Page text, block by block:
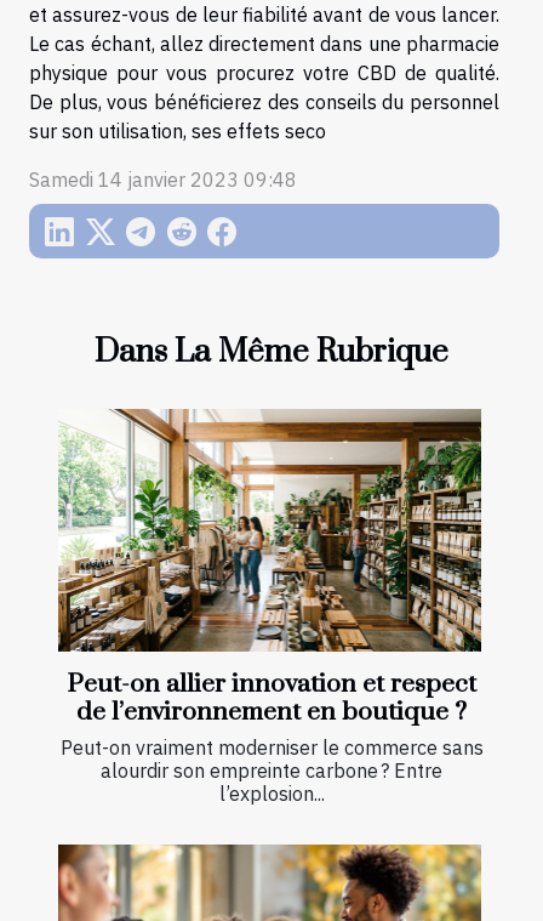
et assurez-vous de leur fiabilité avant de vous lancer.
Le cas échant, allez directement dans une pharmacie
physique pour vous procurez votre CBD de qualité.
De plus, vous bénéficierez des conseils du personnel
sur son utilisation, ses effets seco
Samedi 14 janvier 2023 09:48
Dans La Même Rubrique
Peut-on allier innovation et respect
de l’environnement en boutique ?
Peut-on vraiment moderniser le commerce sans
alourdir son empreinte carbone ? Entre
l’explosion...